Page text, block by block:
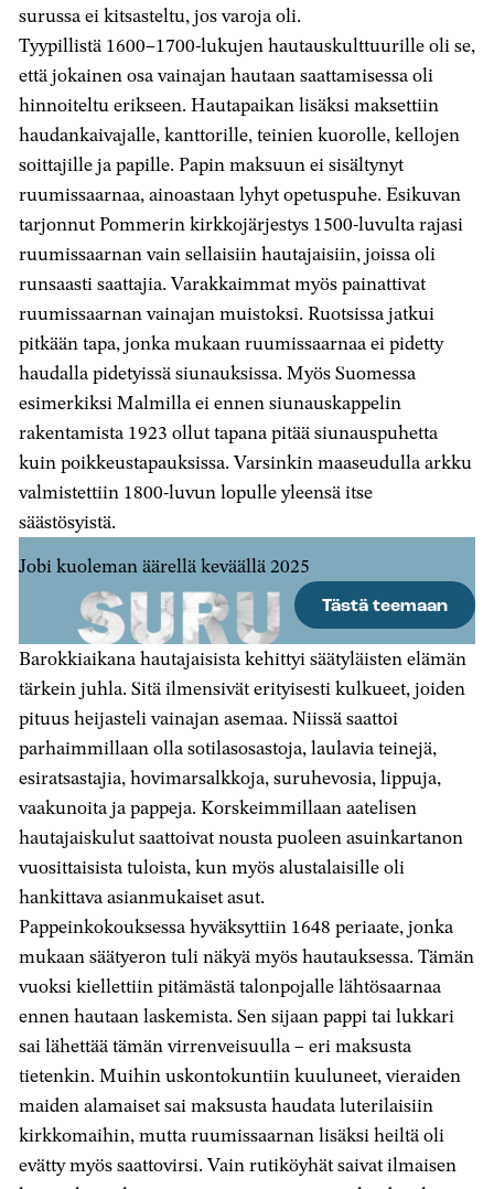
surussa ei kitsasteltu, jos varoja oli.
Tyypillistä 1600–1700-lukujen hautauskulttuurille oli se,
että jokainen osa vainajan hautaan saattamisessa oli
hinnoiteltu erikseen. Hautapaikan lisäksi maksettiin
haudankaivajalle, kanttorille, teinien kuorolle, kellojen
soittajille ja papille. Papin maksuun ei sisältynyt
ruumissaarnaa, ainoastaan lyhyt opetuspuhe. Esikuvan
tarjonnut Pommerin kirkkojärjestys 1500-luvulta rajasi
ruumissaarnan vain sellaisiin hautajaisiin, joissa oli
runsaasti saattajia. Varakkaimmat myös painattivat
ruumissaarnan vainajan muistoksi. Ruotsissa jatkui
pitkään tapa, jonka mukaan ruumissaarnaa ei pidetty
haudalla pidetyissä siunauksissa. Myös Suomessa
esimerkiksi Malmilla ei ennen siunauskappelin
rakentamista 1923 ollut tapana pitää siunauspuhetta
kuin poikkeustapauksissa. Varsinkin maaseudulla arkku
valmistettiin 1800-luvun lopulle yleensä itse
säästösyistä.
Jobi kuoleman äärellä keväällä 2025
Tästä teemaan
Barokkiaikana hautajaisista kehittyi säätyläisten elämän
tärkein juhla. Sitä ilmensivät erityisesti kulkueet, joiden
pituus heijasteli vainajan asemaa. Niissä saattoi
parhaimmillaan olla sotilasosastoja, laulavia teinejä,
esiratsastajia, hovimarsalkkoja, suruhevosia, lippuja,
vaakunoita ja pappeja. Korskeimmillaan aatelisen
hautajaiskulut saattoivat nousta puoleen asuinkartanon
vuosittaisista tuloista, kun myös alustalaisille oli
hankittava asianmukaiset asut.
Pappeinkokouksessa hyväksyttiin 1648 periaate, jonka
mukaan säätyeron tuli näkyä myös hautauksessa. Tämän
vuoksi kiellettiin pitämästä talonpojalle lähtösaarnaa
ennen hautaan laskemista. Sen sijaan pappi tai lukkari
sai lähettää tämän virrenveisuulla – eri maksusta
tietenkin. Muihin uskontokuntiin kuuluneet, vieraiden
maiden alamaiset sai maksusta haudata luterilaisiin
kirkkomaihin, mutta ruumissaarnan lisäksi heiltä oli
evätty myös saattovirsi. Vain rutiköyhät saivat ilmaisen